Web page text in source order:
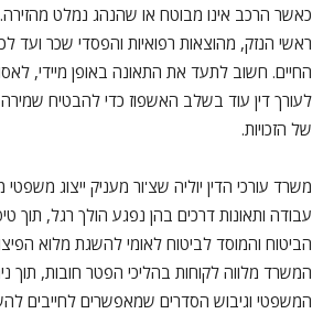
כאשר הרכב אינו מבוטח או שהנהג נמלט
ראשי הנזק, מהוצאות רפואיות והפסדי שכר ועד
החיים. חשוב לתעד את התאונה באופן מיידי,
לעורך דין עוד בשלב האשפוז כדי להבטיח שמירה
של הזכויות.
משרד עורכי הדין יוליה שצ'ור מעניק ייצוג משפטי
עבודה ותאונות דרכים בהן נפגע הולך רגל, תוך
הביטוח והמוסד לביטוח לאומי להשגת מלוא
המשרד מלווה לקוחות בהליכי הפטר חובות, תוך
המשפטי וגיבוש הסדרים שמאפשרים לחייבים